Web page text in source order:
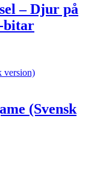
– Djur på
bitar
(Svensk